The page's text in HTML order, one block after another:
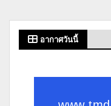
อากาศวันนี้